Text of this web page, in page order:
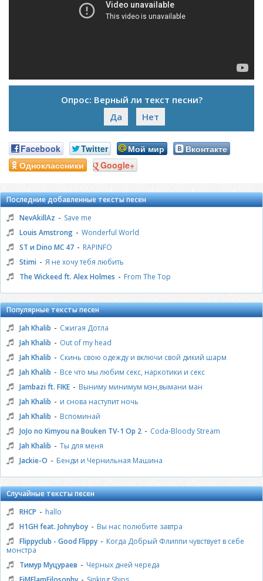
Опрос: Верный ли текст песни?
Да
Нет
Facebook Twitter Мой мир
Вконтакте
Одноклассники
Google+
Последние добавленные тексты песен
NevAkillAz - Save me
Louis Amstrong - Wonderful World
ST и Dino MC 47 - RAPINFO
Stimi - Я не хочу тебя любить
The Wickeed ft. Alex Holmes - From The Top
Популярные тексты песен
Jah Khalib - Сжигая Дотла
Jah Khalib - Out of my head
Jah Khalib - Скинь свою одежду и включи свой дикий шарм
Jah Khalib - Все что мы любим секс, наркотики и секс
Jambazi ft. FIKE - Выниму минимум мэн,вымани ман
Jah Khalib - и снова наступит ночь
Jah Khalib - Вспоминай
JoJo no Kimyou na Bouken TV-1 Op 2 - Coda-Bloody Stream
Jah Khalib - Ты для меня
Jackie-O - Бенди и Чернильная Машина
Случайные тексты песен
RHCP - hallo
H1GH feat. Johnyboy - Вы нас полюбите завтра
Flippyclub - Good Flippy - Когда Добрый Флиппи чувствует в себе
монстра
Тимур Муцураев - Черных дней череда